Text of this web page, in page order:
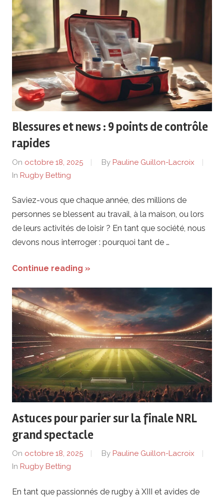
Blessures et news : 9 points de contrôle
rapides
On octobre 18, 2025 By Pauline Guillon-Lacroix
In Rugby Betting
Saviez-vous que chaque année, des millions de
personnes se blessent au travail, à la maison, ou lors
de leurs activités de loisir ? En tant que société, nous
devons nous interroger : pourquoi tant de …
Continue reading »
Astuces pour parier sur la finale NRL
grand spectacle
On octobre 18, 2025 By Pauline Guillon-Lacroix
In Rugby Betting
En tant que passionnés de rugby à XIII et avides de